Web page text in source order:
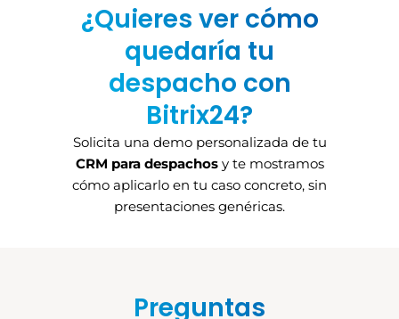
¿Quieres ver cómo
quedaría tu
despacho con
Bitrix24?
Solicita una demo personalizada de tu
CRM para despachosy te mostramos
cómo aplicarlo en tu caso concreto, sin
presentaciones genéricas.
Preguntas